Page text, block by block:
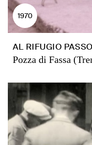
1970
AL RIFUGIO
Pozza di Fassa